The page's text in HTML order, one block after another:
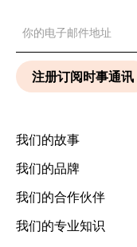
我们的故事
我们的品牌
我们的合作伙伴
我们的专业知识